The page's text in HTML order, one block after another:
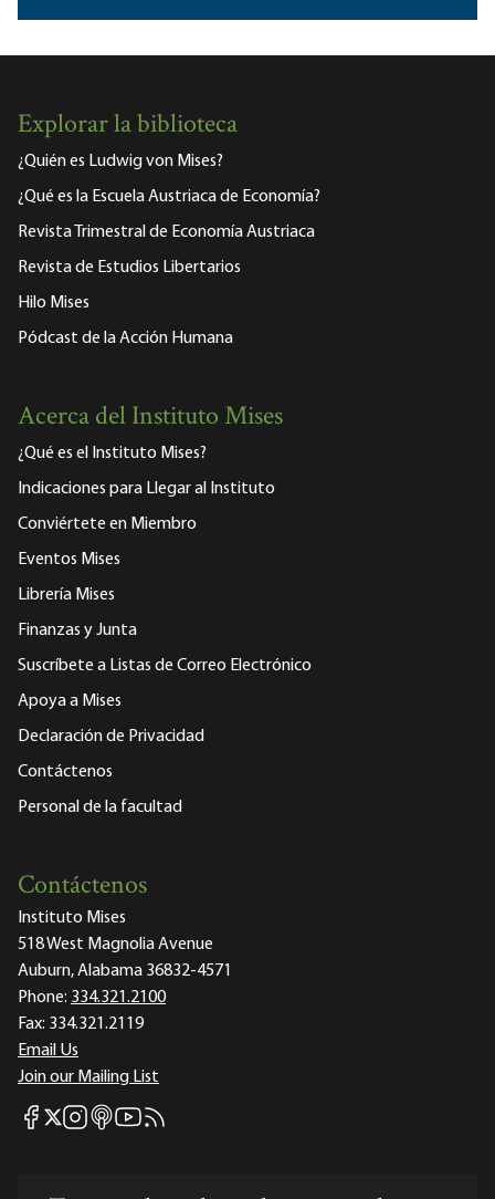
Explorar la biblioteca
¿Quién es Ludwig von Mises?
¿Qué es la Escuela Austriaca de Economía?
Revista Trimestral de Economía Austriaca
Revista de Estudios Libertarios
Hilo Mises
Pódcast de la Acción Humana
Acerca del Instituto Mises
¿Qué es el Instituto Mises?
Indicaciones para Llegar al Instituto
Conviértete en Miembro
Eventos Mises
Librería Mises
Finanzas y Junta
Suscríbete a Listas de Correo Electrónico
Apoya a Mises
Declaración de Privacidad
Contáctenos
Personal de la facultad
Contáctenos
Instituto Mises
518 West Magnolia Avenue
Auburn, Alabama 36832-4571
Phone: 334.321.2100
Fax: 334.321.2119
Email Us
Join our Mailing List
Mises Facebook
Mises X
Mises Instagram
Mises itunes
Mises Youtube
Mises RSS feed